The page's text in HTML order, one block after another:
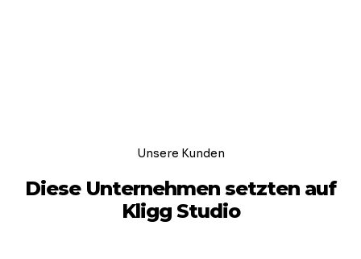
Unsere Kunden
Diese Unternehmen setzten auf
Kligg Studio